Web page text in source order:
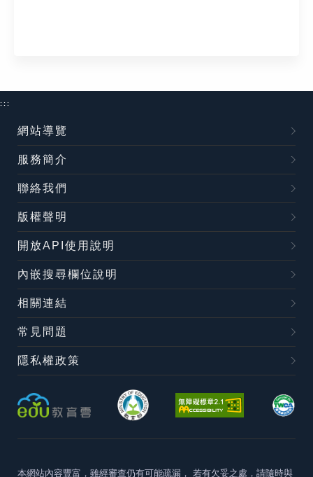
:::
網站導覽
服務簡介
聯絡我們
版權聲明
開放API使用說明
內嵌搜尋欄位說明
相關連結
常見問題
隱私權政策
本網站內容豐富，雖經審查仍有可能疏漏， 若有欠妥之處，請隨時與